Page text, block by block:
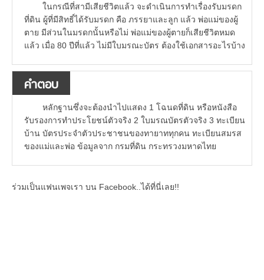
ในกรณีที่สามีเสียชีวิตแล้ว จะดำเนินการทำเรื่องรับมรดก
ที่ดิน ผู้ที่มีสิทธิ์ได้รับมรดก คือ ภรรยาและลูก แล้ว พ่อแม่ของผู้
ตาย มีส่วนในมรดกนั้นหรือไม่ พ่อแม่ของผู้ตายก็เสียชีวิตหมด
แล้ว เมื่อ 80 ปีที่แล้ว ไม่มีใบมรณะบัตร ต้องใช้เอกสารอะไรบ้าง
คำตอบ
หลักฐานซึ่งจะต้องนำไปแสดง 1 โฉนดที่ดิน หรือหนังสือ
รับรองการทำประโยชน์ตัวจริง 2 ใบมรณบัตรตัวจริง 3 ทะเบียน
บ้าน บัตรประจำตัวประชาชนของทายาททุกคน ทะเบียนสมรส
ของแม่และพ่อ ข้อมูลจาก กรมที่ดิน กระทรวงมหาดไทย
ร่วมเป็นแฟนเพจเรา บน Facebook..ได้ที่นี่เลย!!